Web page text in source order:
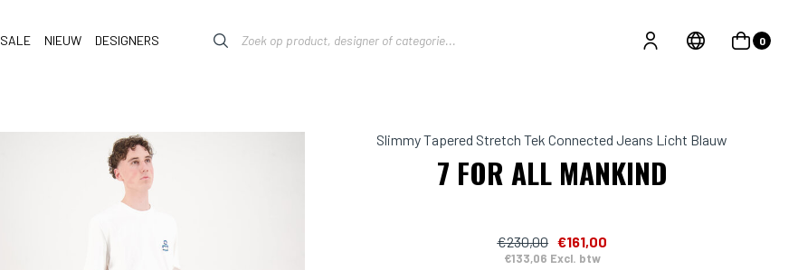
SALE NIEUW DESIGNERS 0
Slimmy Tapered Stretch Tek Connected Jeans Licht Blauw
7 FOR ALL MANKIND
€230,00 €161,00
€133,06 Excl. btw